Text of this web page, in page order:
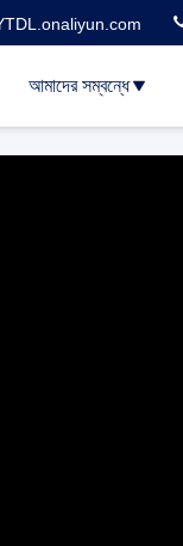
আমাদের সম্বন্ধে